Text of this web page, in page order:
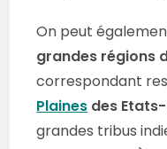
On peut
grandes régions
correspondant
Plaines des
grandes tribus